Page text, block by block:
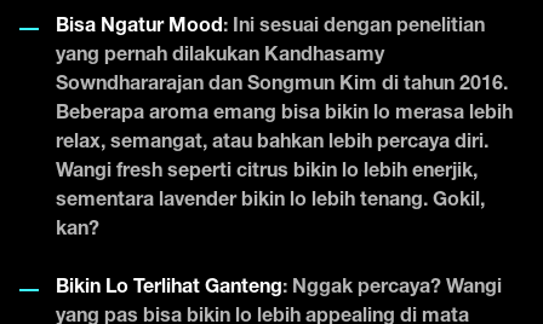
Bisa Ngatur Mood: Ini sesuai dengan penelitian
yang pernah dilakukan Kandhasamy
Sowndhararajan dan Songmun Kim di tahun 2016.
Beberapa aroma emang bisa bikin lo merasa lebih
relax, semangat, atau bahkan lebih percaya diri.
Wangi fresh seperti citrus bikin lo lebih enerjik,
sementara lavender bikin lo lebih tenang. Gokil,
kan?
Bikin Lo Terlihat Ganteng: Nggak percaya? Wangi
yang pas bisa bikin lo lebih appealing di mata